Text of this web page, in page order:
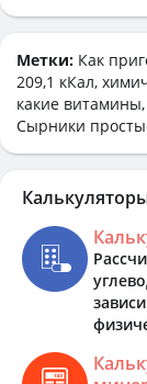
Метки: Как
209,1 кКал,
какие
Сырники